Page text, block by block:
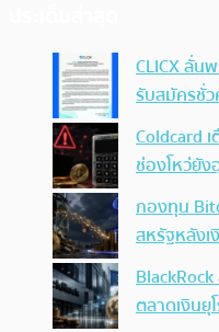
CLICX ลั่
รับสมัครชั่
Coldcard
ช่องโหว่ยัง
กองทุน
สหรัฐหลัง
ตลาดเงินยุ